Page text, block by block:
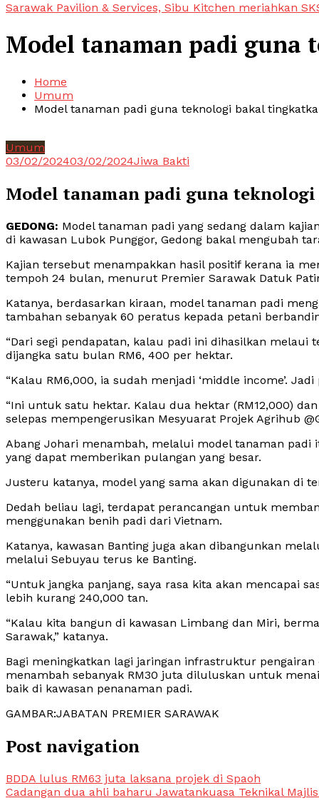
Sarawak Pavilion & Services, Sibu Kitchen meriahkan
Model tanaman padi guna
Home
Umum
Model tanaman padi guna teknologi bakal
Umum
03/02/202403/02/2024Jiwa Bakti
Model tanaman padi guna
GEDONG: Model tanaman padi yang sedang dalam
di kawasan Lubok Punggor, Gedong bakal mengubah
Kajian tersebut menampakkan hasil positif kerana ia
tempoh 24 bulan, menurut Premier Sarawak Datuk
Katanya, berdasarkan kiraan, model tanaman padi
tambahan sebanyak 60 peratus kepada petani
“Dari segi pendapatan, kalau padi ini dihasilkan
dijangka satu bulan RM6, 400 per hektar.
“Kalau RM6,000, ia sudah menjadi ‘middle income’.
“Ini untuk satu hektar. Kalau dua hektar (RM12,000)
selepas mempengerusikan Mesyuarat Projek Agrihub
Abang Johari menambah, melalui model tanaman
yang dapat memberikan pulangan yang besar.
Justeru katanya, model yang sama akan digunakan di
Dedah beliau lagi, terdapat perancangan untuk
menggunakan benih padi dari Vietnam.
Katanya, kawasan Banting juga akan dibangunkan
melalui Sebuyau terus ke Banting.
“Untuk jangka panjang, saya rasa kita akan mencapai
lebih kurang 240,000 tan.
“Kalau kita bangun di kawasan Limbang dan Miri,
Sarawak,” katanya.
Bagi meningkatkan lagi jaringan infrastruktur
menambah sebanyak RM30 juta diluluskan untuk
baik di kawasan penanaman padi.
GAMBAR:JABATAN PREMIER SARAWAK
Post navigation
BDDA lulus RM63 juta laksana projek di Spaoh
Cadangan dua ahli baharu Jawatankuasa Teknikal